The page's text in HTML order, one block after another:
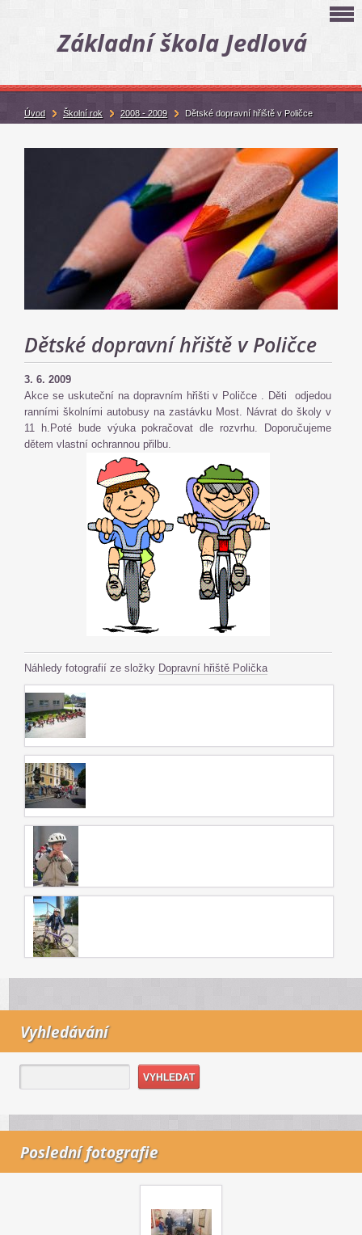
Základní škola Jedlová
Dětské dopravní hřiště v Poličce
3. 6. 2009
Akce se uskuteční na dopravním hřišti v Poličce . Děti odjedou
ranními školními autobusy na zastávku Most. Návrat do školy v
11 h.Poté bude výuka pokračovat dle rozvrhu. Doporučujeme
dětem vlastní ochrannou přilbu.
Náhledy fotografií ze složky Dopravní hřiště Polička
Vyhledávání
Poslední fotografie
Úvod Školní rok 2008 - 2009 Dětské dopravní hřiště v Poličce